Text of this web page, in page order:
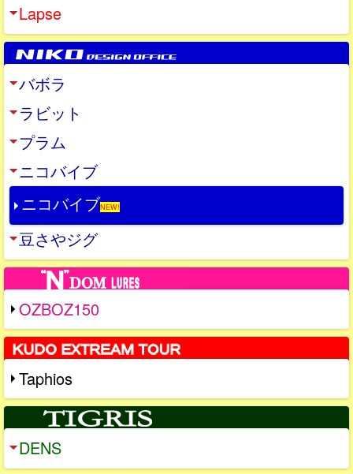
Lapse
バボラ
ラビット
プラム
ニコバイブ
ニコバイブNEW!
豆さやジグ
OZBOZ150
Taphios
DENS